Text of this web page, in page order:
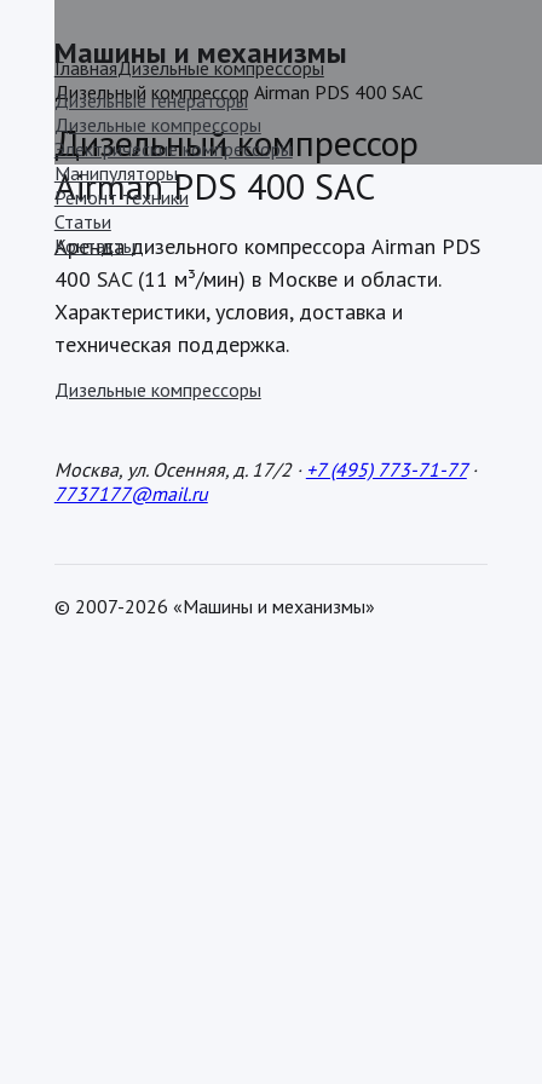
Машины и механизмы
Дизельные генераторы
Дизельные компрессоры
Электрические компрессоры
Манипуляторы
Ремонт техники
Статьи
Контакты
ГлавнаяДизельные компрессоры
Дизельный компрессор Airman PDS 400 SAC
Дизельный компрессор
Airman PDS 400 SAC
Аренда дизельного компрессора Airman PDS
400 SAC (11 м³/мин) в Москве и области.
Характеристики, условия, доставка и
техническая поддержка.
Дизельные компрессоры
Москва, ул. Осенняя, д. 17/2 · +7 (495) 773-71-77·
7737177@mail.ru
© 2007-2026 «Машины и механизмы»